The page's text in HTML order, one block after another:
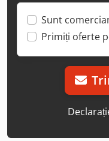
Sunt
Primiți oferte